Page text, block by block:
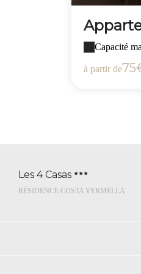
Capacité
à partir de
Les 4 Casas
RÉSIDENCE COSTA VERMELLA